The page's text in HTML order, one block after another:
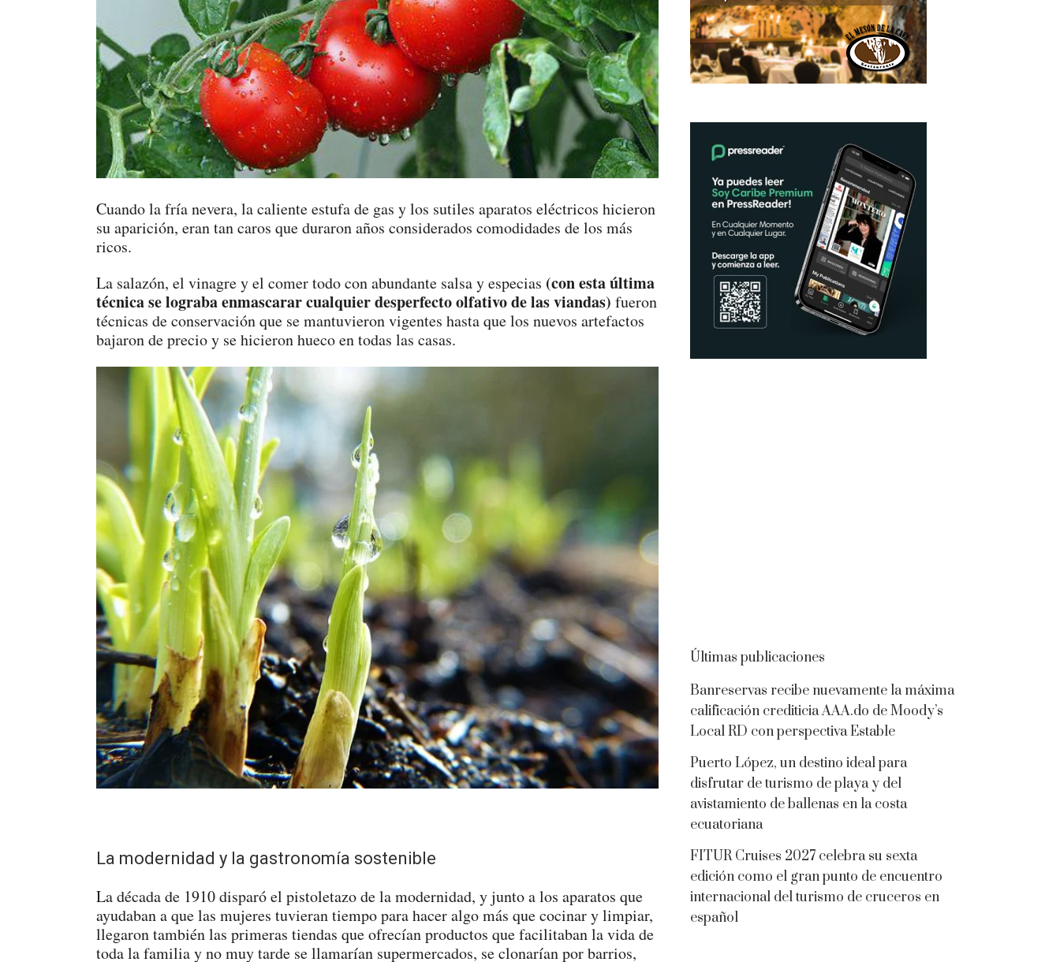
Cuando la fría nevera, la caliente estufa de gas y los sutiles aparatos eléctricos hicieron
su aparición, eran tan caros que duraron años considerados comodidades de los más
ricos.
La salazón, el vinagre y el comer todo con abundante salsa y especias (con esta última
técnica se lograba enmascarar cualquier desperfecto olfativo de las viandas) fueron
técnicas de conservación que se mantuvieron vigentes hasta que los nuevos artefactos
bajaron de precio y se hicieron hueco en todas las casas.
La modernidad y la gastronomía sostenible
La década de 1910 disparó el pistoletazo de la modernidad, y junto a los aparatos que
ayudaban a que las mujeres tuvieran tiempo para hacer algo más que cocinar y limpiar,
llegaron también las primeras tiendas que ofrecían productos que facilitaban la vida de
toda la familia y no muy tarde se llamarían supermercados, se clonarían por barrios,
Últimas publicaciones
Banreservas recibe nuevamente la máxima
calificación crediticia AAA.do de Moody’s
Local RD con perspectiva Estable
Puerto López, un destino ideal para
disfrutar de turismo de playa y del
avistamiento de ballenas en la costa
ecuatoriana
FITUR Cruises 2027 celebra su sexta
edición como el gran punto de encuentro
internacional del turismo de cruceros en
español